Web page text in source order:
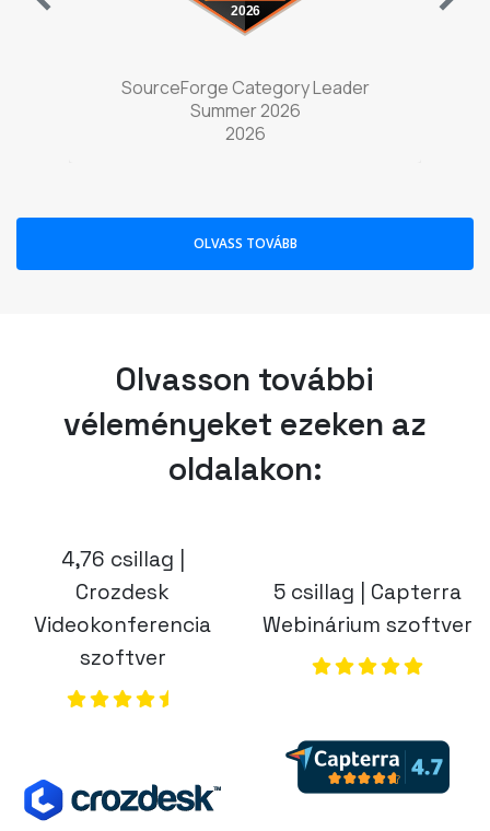
Olvasson további
véleményeket ezeken az
4,76 csillag |
szoftver
(opens in a new tab)
(opens in a
5 csillag |
SoftwareWorld
5 csillag | G2Crowd
Webinárium szoftver
(opens in a